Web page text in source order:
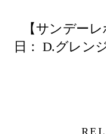
【サンデー
日： D.グレン